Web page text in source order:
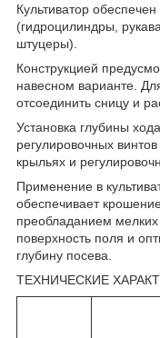
Культиватор
(гидроцилиндры,
штуцеры).
Конструкцией
навесном варианте.
отсоединить сницу и
Установка глубины
регулировочных
крыльях и
Применение в
обеспечивает
преобладанием
поверхность поля и
глубину посева.
ТЕХНИЧЕСКИЕ